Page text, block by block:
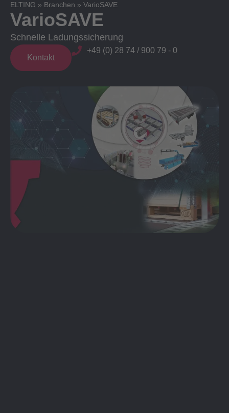
ELTING » Branchen » VarioSAVE
VarioSAVE
Schnelle Ladungssicherung
Kontakt
+49 (0) 28 74 / 900 79 - 0